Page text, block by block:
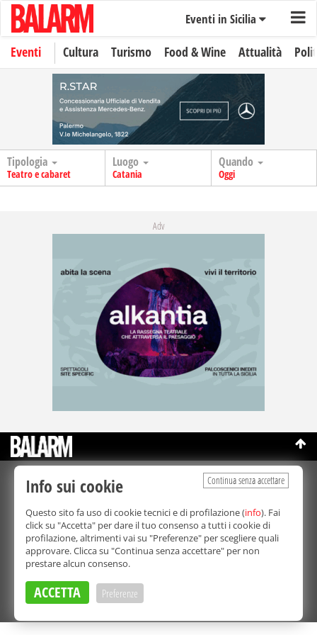
Eventi in Sicilia
Eventi Cultura Turismo Food & Wine Attualità
Tipologia
Teatro e cabaret
Luogo
Catania
Quando
Oggi
Adv
©Copyright 2003-2026
Bmedia Srl
La riproduzione totale o parziale di tutti i contenuti, in qualunque
forma, su qualsiasi supporto è proibita.
Balarm.it è una testata giornalistica registrata. Autorizzazione del
Tribunale di Palermo n° 32 del 21/10/2003
Direttore responsabile:Fabio Ricotta
Privacy e Cookie Policy
Continua senza accettare
Info sui cookie
Questo sito fa uso di cookie tecnici e di profilazione (info). Fai
click su "Accetta" per dare il tuo consenso a tutti i cookie di
profilazione, altrimenti vai su "Preferenze" per scegliere quali
approvare. Clicca su "Continua senza accettare" per non
prestare alcun consenso.
ACCETTA Preferenze